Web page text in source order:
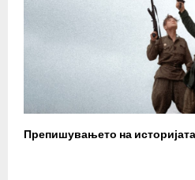
Препишувањето на